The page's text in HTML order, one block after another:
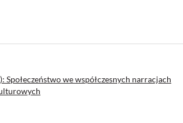
Społeczeństwo we współczesnych narracjach